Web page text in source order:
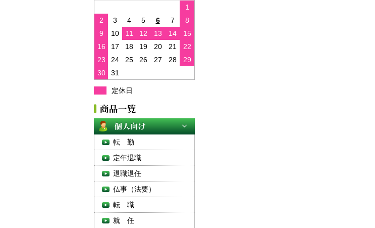
1
2
3 4 5 6 7
8
9
10 11 12 13 14
15
16
17 18 19 20 21
22
23
24 25 26 27 28
29
30
31
定休日
転 勤
定年退職
退職退任
仏事（法要）
転 職
就 任